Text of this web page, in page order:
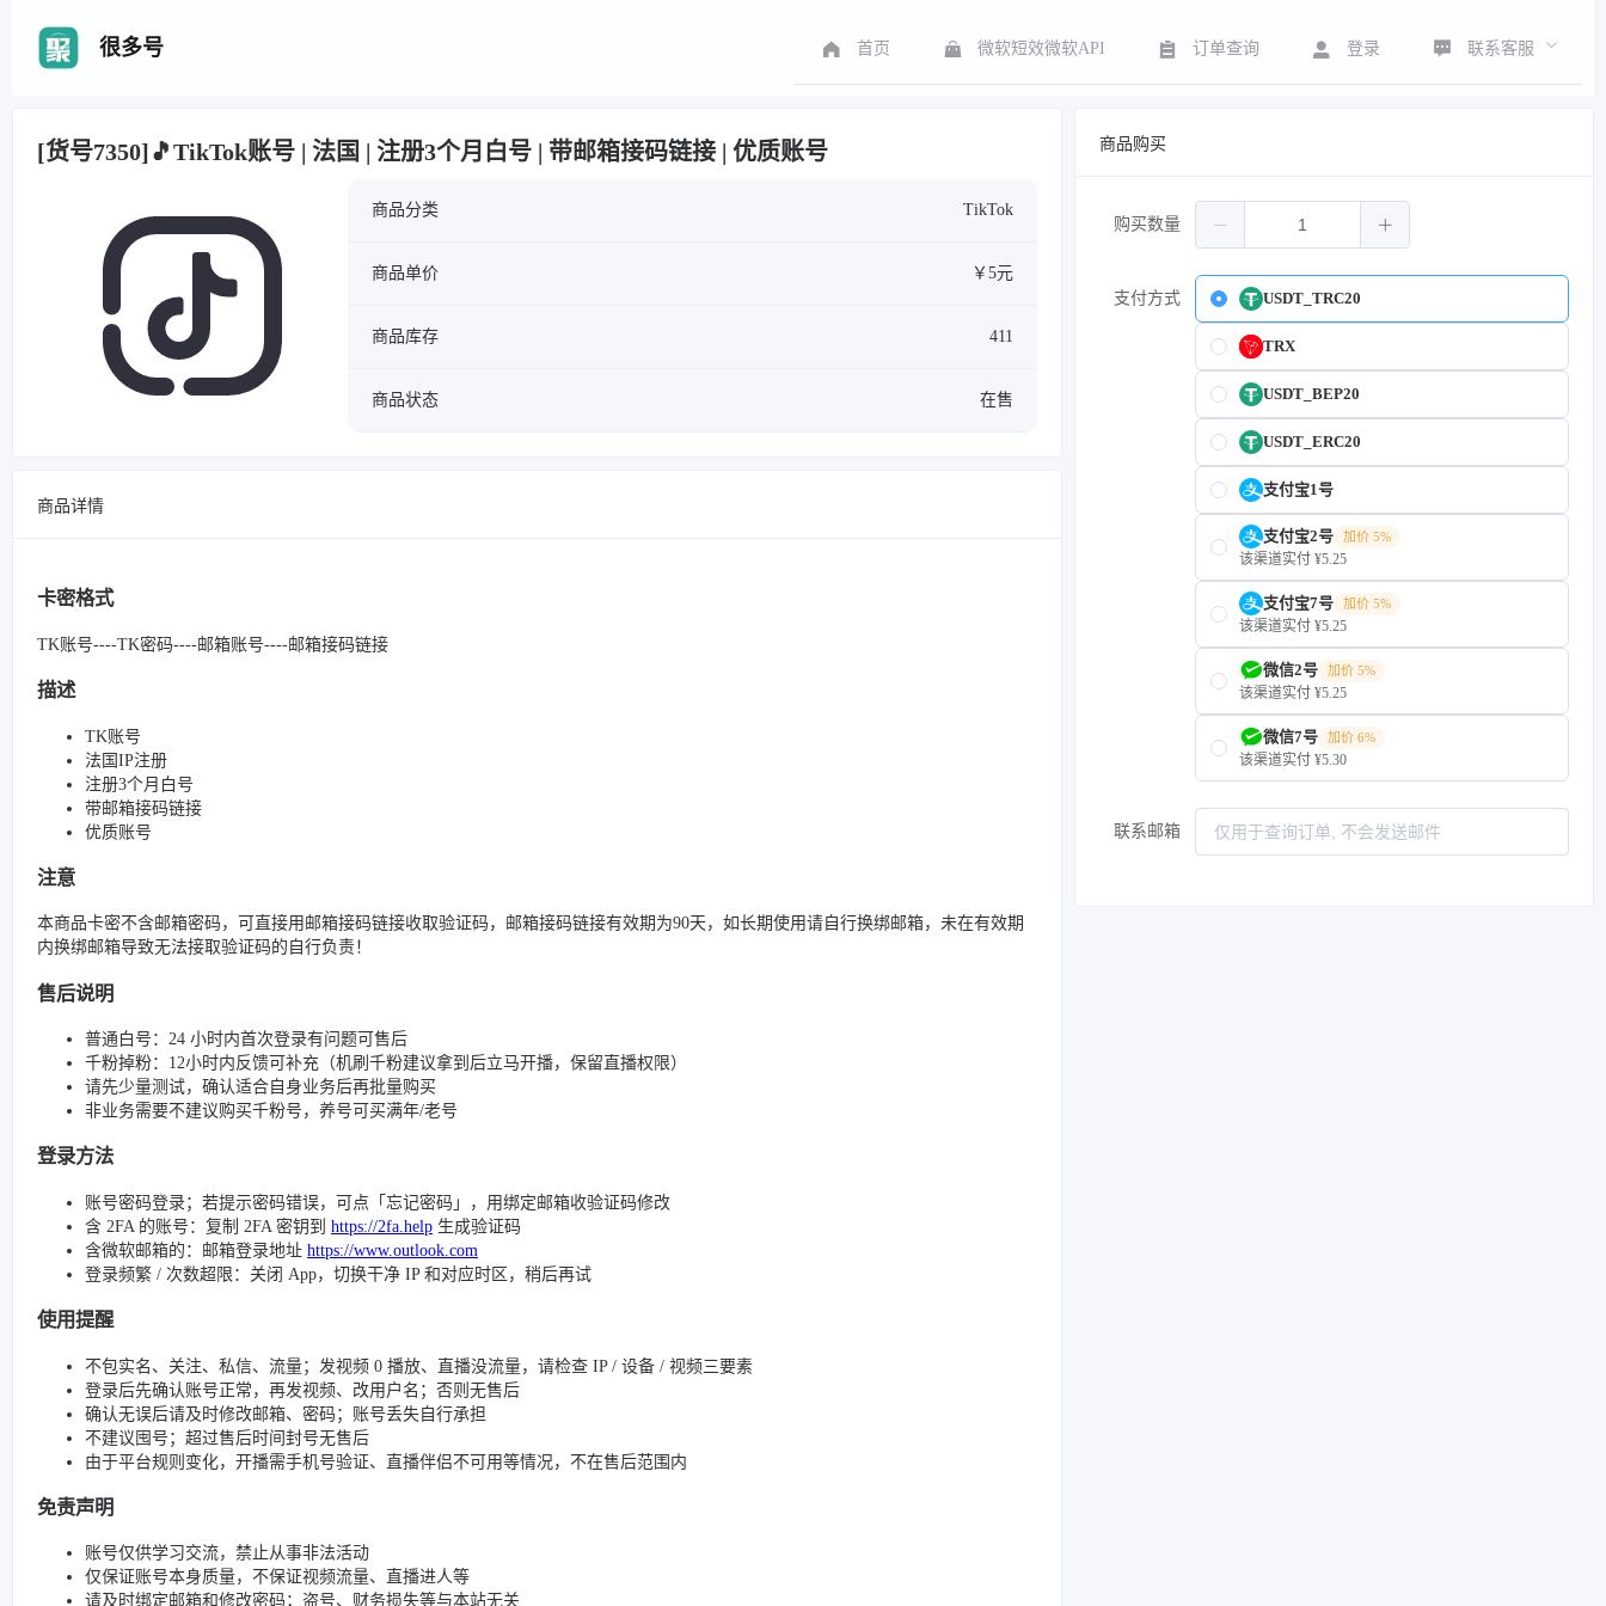
很多号 首页 微软短效微软API 订单查询 登录 联系客服
[货号7350]🎵TikTok账号 | 法国 | 注册3个月白号 | 带邮箱接码链接 | 优质账号
商品分类 TikTok
商品单价 ￥5元
商品库存 411
商品状态 在售
商品详情
卡密格式
TK账号----TK密码----邮箱账号----邮箱接码链接
描述
TK账号
法国IP注册
注册3个月白号
带邮箱接码链接
优质账号
注意
本商品卡密不含邮箱密码，可直接用邮箱接码链接收取验证码，邮箱接码链接有效期为90天，如长期使用请自行换绑邮箱，未在有效期
内换绑邮箱导致无法接取验证码的自行负责！
售后说明
普通白号：24 小时内首次登录有问题可售后
千粉掉粉：12小时内反馈可补充（机刷千粉建议拿到后立马开播，保留直播权限）
请先少量测试，确认适合自身业务后再批量购买
非业务需要不建议购买千粉号，养号可买满年/老号
登录方法
账号密码登录；若提示密码错误，可点「忘记密码」，用绑定邮箱收验证码修改
含 2FA 的账号：复制 2FA 密钥到 https://2fa.help 生成验证码
含微软邮箱的：邮箱登录地址 https://www.outlook.com
登录频繁 / 次数超限：关闭 App，切换干净 IP 和对应时区，稍后再试
使用提醒
不包实名、关注、私信、流量；发视频 0 播放、直播没流量，请检查 IP / 设备 / 视频三要素
登录后先确认账号正常，再发视频、改用户名；否则无售后
确认无误后请及时修改邮箱、密码；账号丢失自行承担
不建议囤号；超过售后时间封号无售后
由于平台规则变化，开播需手机号验证、直播伴侣不可用等情况，不在售后范围内
免责声明
账号仅供学习交流，禁止从事非法活动
仅保证账号本身质量，不保证视频流量、直播进人等
请及时绑定邮箱和修改密码；盗号、财务损失等与本站无关
商品购买
购买数量
支付方式 USDT_TRC20
TRX
USDT_BEP20
USDT_ERC20
支付宝1号
支付宝2号 加价 5%
该渠道实付 ¥5.25
支付宝7号 加价 5%
该渠道实付 ¥5.25
微信2号 加价 5%
该渠道实付 ¥5.25
微信7号 加价 6%
该渠道实付 ¥5.30
联系邮箱